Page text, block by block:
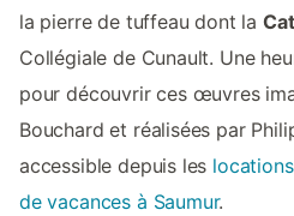
la pierre de tuffeau dont la
Collégiale de Cunault. Une
pour découvrir ces œuvres
Bouchard et réalisées par
accessible depuis les
de vacances à Saumur.